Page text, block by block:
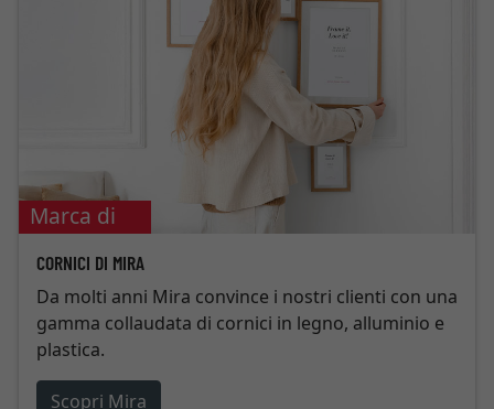
Marca di
CORNICI DI MIRA
Da molti anni Mira convince i nostri clienti con una
gamma collaudata di cornici in legno, alluminio e
plastica.
Scopri Mira